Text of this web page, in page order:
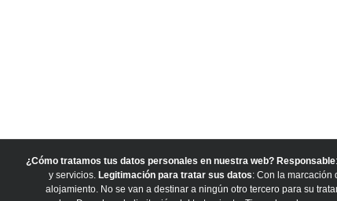
¿Cómo tratamos tus datos personales en nuestra web? Responsable
y servicios. Legitimación para tratar sus datos: Con la marcación
alojamiento. No se van a destinar a ningún otro tercero para su